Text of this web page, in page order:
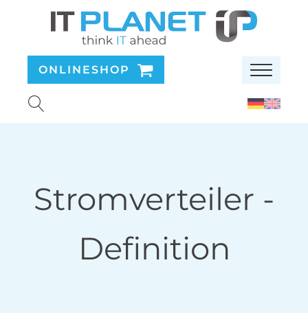
ONLINESHOP
Stromverteiler -
Definition